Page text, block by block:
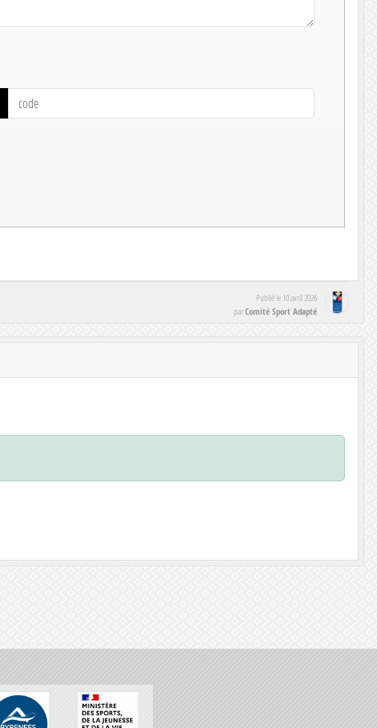
Publié le 10 avril 2026
parComité Sport Adapté